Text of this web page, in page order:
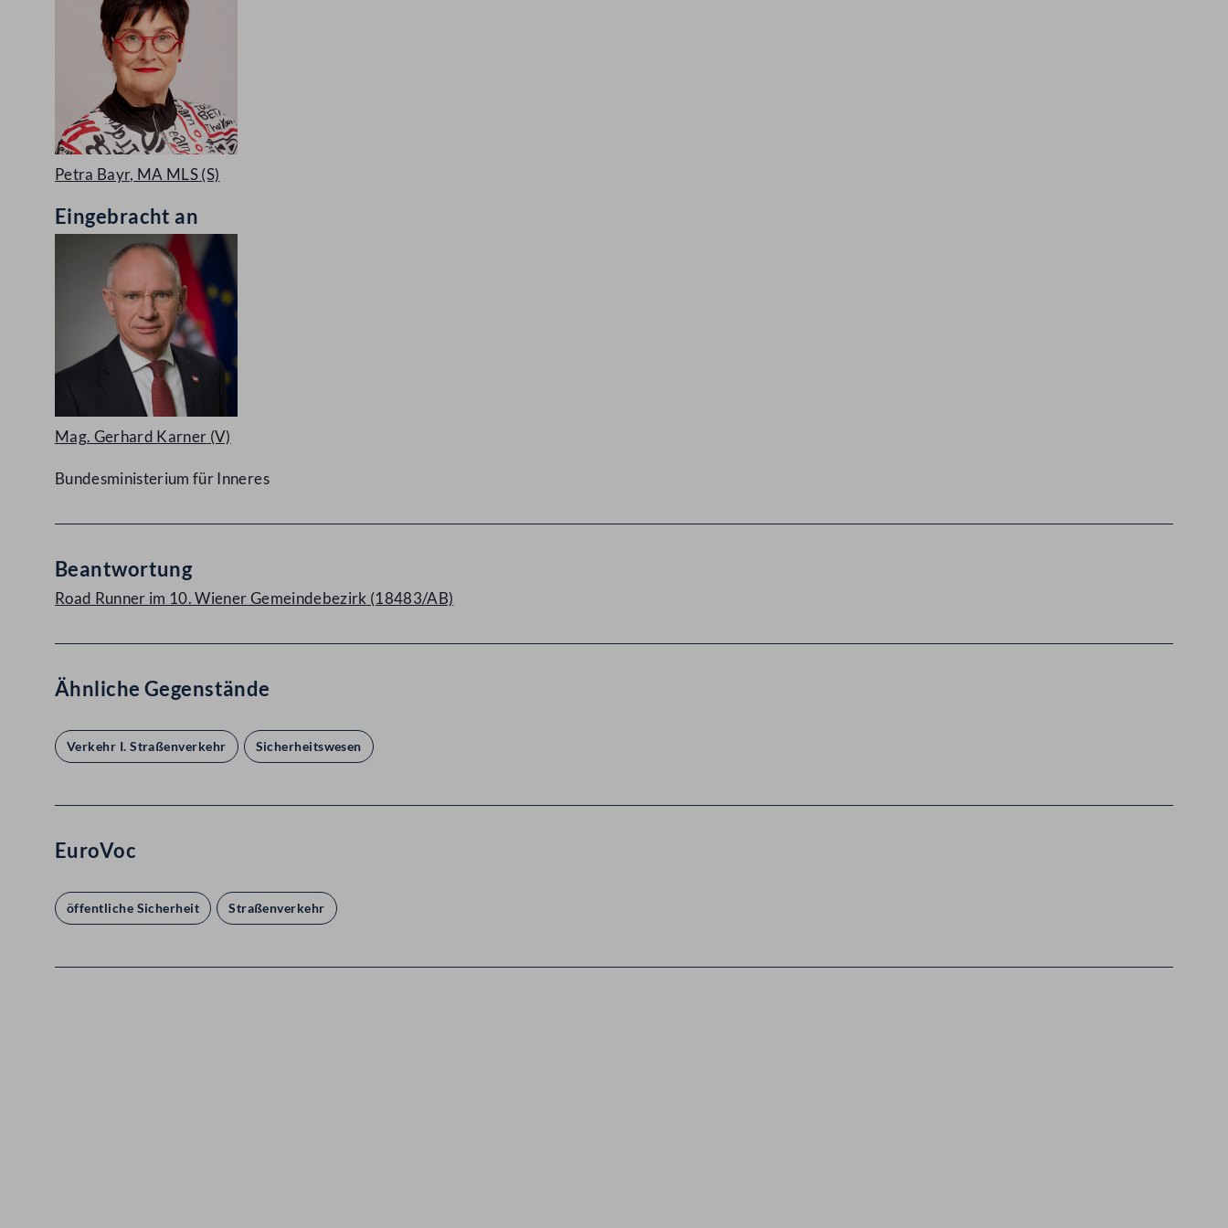
Petra Bayr, MA MLS(S)
Eingebracht an
Mag. Gerhard Karner (V)
Bundesministerium für Inneres
Beantwortung
Road Runner im 10. Wiener Gemeindebezirk (18483/AB)
Ähnliche Gegenstände
Verkehr I. Straßenverkehr Sicherheitswesen
EuroVoc
öffentliche Sicherheit Straßenverkehr